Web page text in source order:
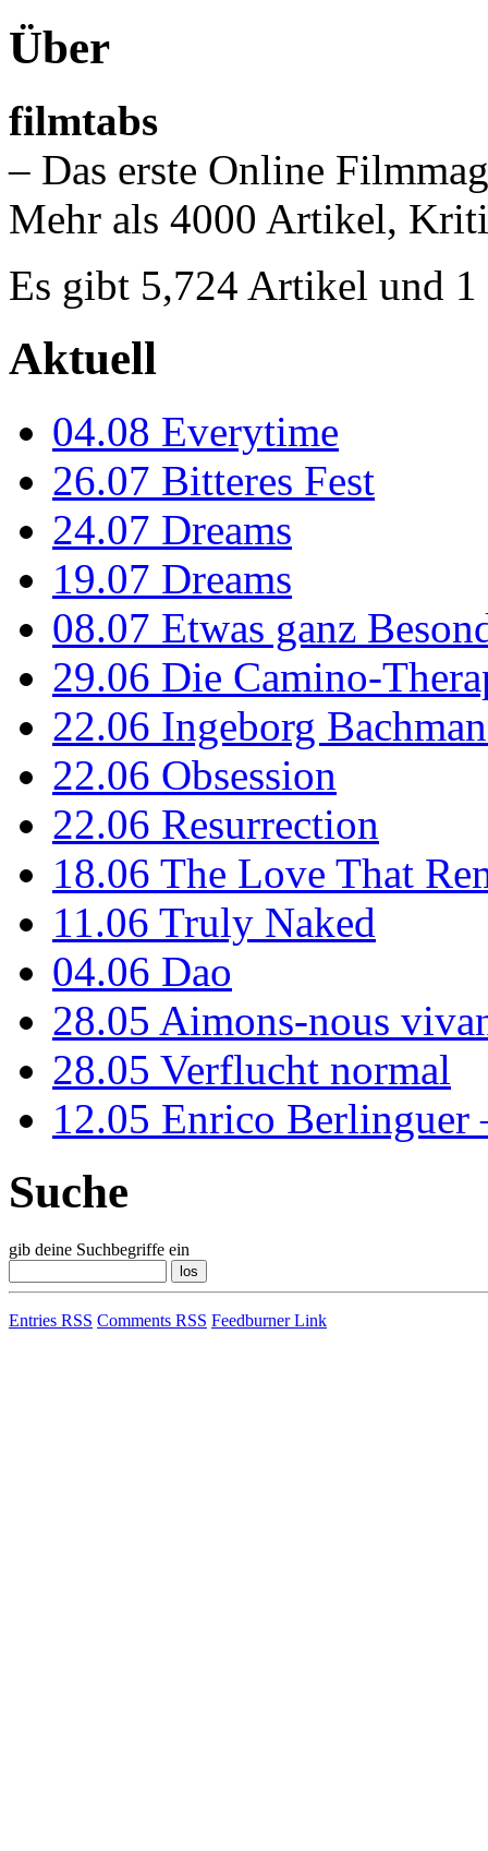
Über
filmtabs
– Das erste Online
Mehr als 4000 Artikel,
Es gibt 5,724 Artikel und 1
Aktuell
04.08 Everytime
26.07 Bitteres Fest
24.07 Dreams
19.07 Dreams
08.07 Etwas ganz
29.06 Die Camino-
22.06 Ingeborg
22.06 Obsession
22.06 Resurrection
18.06 The Love That
11.06 Truly Naked
04.06 Dao
28.05 Aimons-nous
28.05 Verflucht normal
12.05 Enrico Berlinguer
Suche
gib deine Suchbegriffe ein
Entries RSS Comments RSS Feedburner Link